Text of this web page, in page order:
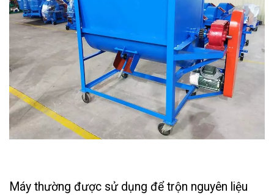
Máy thường được sử dụng để trộn nguyên liệu